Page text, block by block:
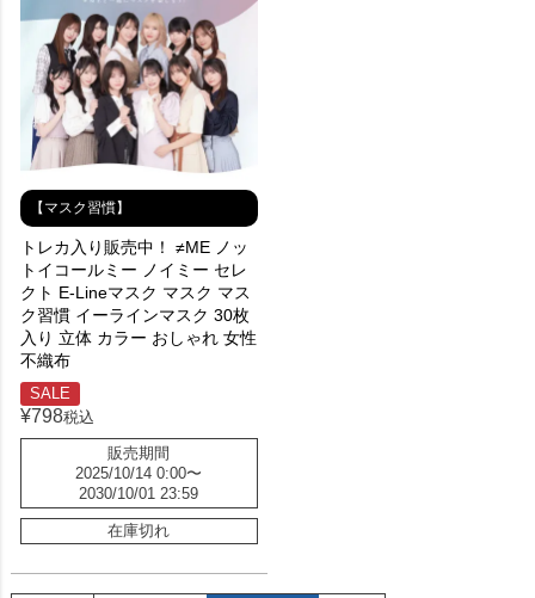
【マスク習慣】
トレカ入り販売中！ ≠ME ノッ
トイコールミー ノイミー セレ
クト E-Lineマスク マスク マス
ク習慣 イーラインマスク 30枚
入り 立体 カラー おしゃれ 女性
不織布
SALE
¥798税込
販売期間
2025/10/14 0:00〜
2030/10/01 23:59
在庫切れ